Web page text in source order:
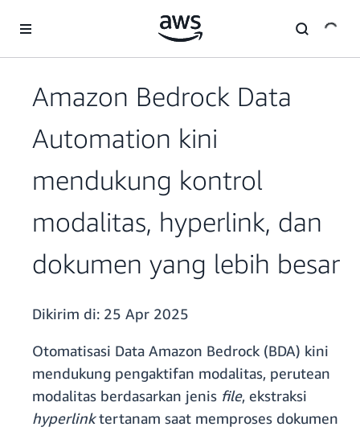
Amazon Bedrock Data
Automation kini
mendukung kontrol
modalitas, hyperlink, dan
dokumen yang lebih besar
Dikirim di: 25 Apr 2025
Otomatisasi Data Amazon Bedrock (BDA) kini
mendukung pengaktifan modalitas, perutean
modalitas berdasarkan jenis file, ekstraksi
hyperlinktertanam saat memproses dokumen